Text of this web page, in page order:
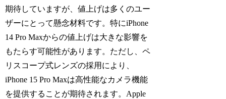
期待していますが、値上げは多くのユー
ザーにとって懸念材料です。特にiPhone
14 Pro Maxからの値上げは大きな影響を
もたらす可能性があります。ただし、ペ
リスコープ式レンズの採用により、
iPhone 15 Pro Maxは高性能なカメラ機能
を提供することが期待されます。Apple